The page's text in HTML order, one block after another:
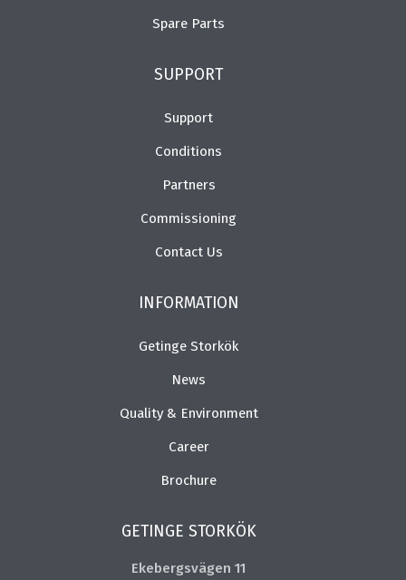
Spare Parts
SUPPORT
Support
Conditions
Partners
Commissioning
Contact Us
INFORMATION
Getinge Storkök
News
Quality & Environment
Career
Brochure
GETINGE STORKÖK
Ekebergsvägen 11